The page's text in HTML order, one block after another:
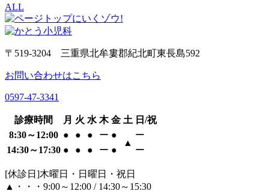
ALL
〒519-3204 三重県北牟婁郡紀北町東長島592
お問い合わせはこちら
0597-47-3341
診療時間 月 火 水 木 金 土 日/祝
8:30～12:00 ● ● ● ー ●
▲
ー
14:30～17:30 ● ● ● ー ● ー
[休診日]木曜日・日曜日・祝日
▲・・・9:00～12:00 / 14:30～15:30